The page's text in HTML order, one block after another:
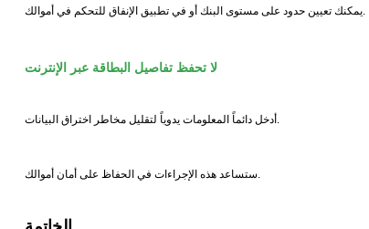
يمكنك تعيين حدود على مستوى البنك أو في تطبيق الإنفاق للتحكم في أموالك.
لا تحفظ تفاصيل البطاقة عبر الإنترنت
أدخل دائماً المعلومات يدوياً لتقليل مخاطر اختراق البيانات.
ستساعد هذه الإجراءات في الحفاظ على أمان أموالك.